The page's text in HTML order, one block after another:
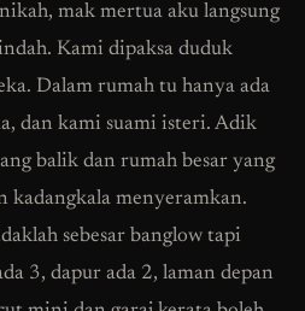
mak mertua aku langsung
Kami dipaksa duduk
Dalam rumah tu hanya ada
dan kami suami isteri. Adik
balik dan rumah besar yang
kadangkala menyeramkan.
sebesar banglow tapi
3, dapur ada 2, laman depan